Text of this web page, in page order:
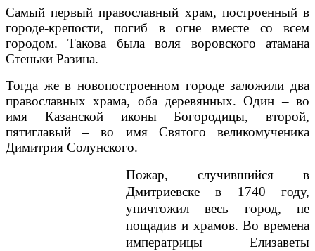
Самый первый православный храм, построенный в
городе-крепости, погиб в огне вместе со всем
городом. Такова была воля воровского атамана
Стеньки Разина.
Тогда же в новопостроенном городе заложили два
православных храма, оба деревянных. Один – во
имя Казанской иконы Богородицы, второй,
пятиглавый – во имя Святого великомученика
Димитрия Солунского.
Пожар, случившийся в
Дмитриевске в 1740 году,
уничтожил весь город, не
пощадив и храмов. Во времена
императрицы Елизаветы